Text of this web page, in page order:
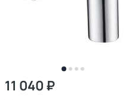
11 040 ₽